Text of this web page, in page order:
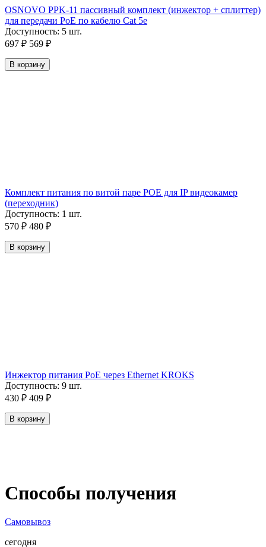
OSNOVO PPK-11 пассивный комплект (инжектор + сплиттер)
для передачи PoE по кабелю Cat 5e
Доступность: 5 шт.
697 ₽ 569 ₽
В корзину
Комплект питания по витой паре POE для IP видеокамер
(переходник)
Доступность: 1 шт.
570 ₽ 480 ₽
В корзину
Инжектор питания PoE через Ethernet KROKS
Доступность: 9 шт.
430 ₽ 409 ₽
В корзину
Способы получения
Самовывоз
сегодня